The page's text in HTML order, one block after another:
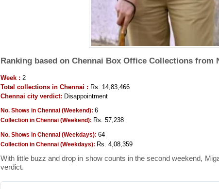
Ranking based on Chennai Box Office Collections from
Week : 2
Total collections in Chennai : Rs. 14,83,466
Chennai city verdict: Disappointment
No. Shows in Chennai (Weekend): 6
Collection in Chennai (Weekend): Rs. 57,238
No. Shows in Chennai (Weekdays): 64
Collection in Chennai (Weekdays): Rs. 4,08,359
With little buzz and drop in show counts in the second weekend,
verdict.